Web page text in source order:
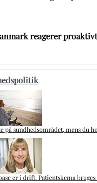
reagerer
på sundhedsområdet, mens du
er i drift: Patientskema